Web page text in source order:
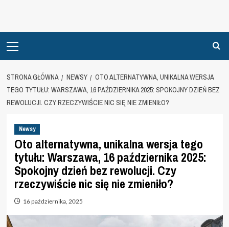
Menu
STRONA GŁÓWNA NEWSY
OTO ALTERNATYWNA, UNIKALNA WERSJA
TEGO TYTUŁU: WARSZAWA, 16 PAŹDZIERNIKA 2025: SPOKOJNY DZIEŃ BEZ
REWOLUCJI. CZY RZECZYWIŚCIE NIC SIĘ NIE ZMIENIŁO?
Newsy
Oto alternatywna, unikalna wersja tego
tytułu: Warszawa, 16 października 2025:
Spokojny dzień bez rewolucji. Czy
rzeczywiście nic się nie zmieniło?
16 października, 2025